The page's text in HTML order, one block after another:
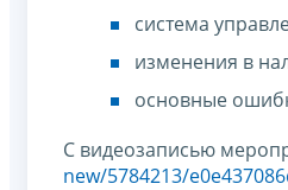
система
изменения в
основные
С видеозаписью
new/5784213/